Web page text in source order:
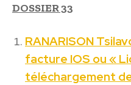
DOSSIER 33
RANARISON
facture IOS ou «
téléchargement